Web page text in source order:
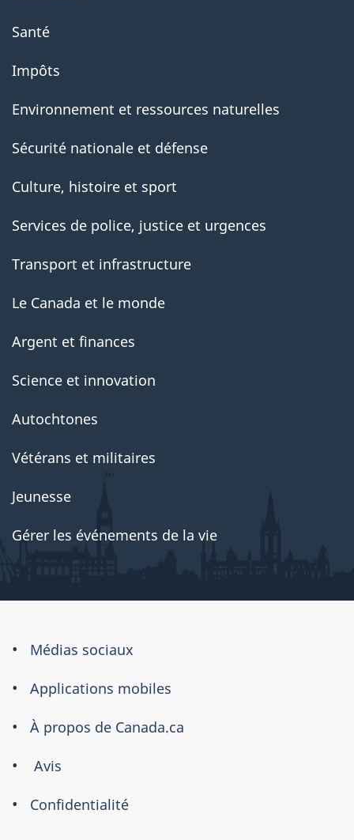
Santé
Impôts
Environnement et ressources naturelles
Sécurité nationale et défense
Culture, histoire et sport
Services de police, justice et urgences
Transport et infrastructure
Le Canada et le monde
Argent et finances
Science et innovation
Autochtones
Vétérans et militaires
Jeunesse
Gérer les événements de la vie
À
propos
ce
site
Médias sociaux
Applications mobiles
À propos de Canada.ca
Avis
Confidentialité